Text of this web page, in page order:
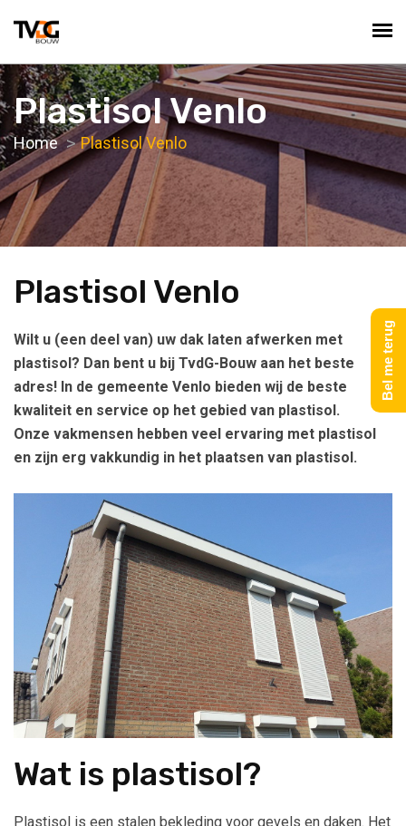
Plastisol Venlo
Home Plastisol Venlo
Plastisol Venlo
Wilt u (een deel van) uw dak laten afwerken met
plastisol? Dan bent u bij TvdG-Bouw aan het beste
adres! In de gemeente Venlo bieden wij de beste
kwaliteit en service op het gebied van plastisol.
Onze vakmensen hebben veel ervaring met plastisol
en zijn erg vakkundig in het plaatsen van plastisol.
Wat is plastisol?
Plastisol is een stalen bekleding voor gevels en daken. Het
Bel me terug